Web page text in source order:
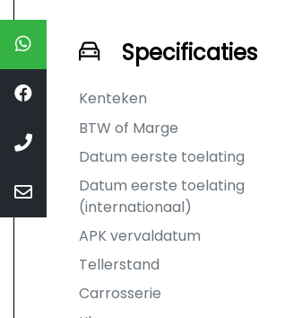
Specificaties
Kenteken
BTW of Marge
Datum eerste toelating
Datum eerste toelating
(internationaal)
APK vervaldatum
Tellerstand
Carrosserie